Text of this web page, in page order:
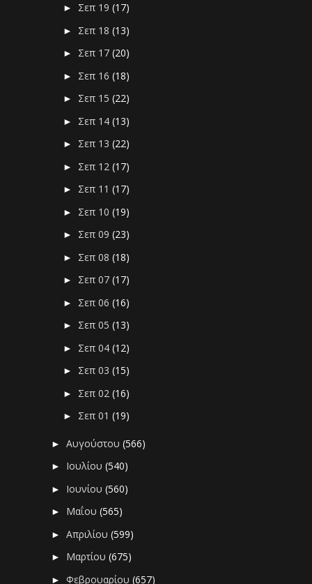
► Σεπ 19(17)
► Σεπ 18(13)
► Σεπ 17(20)
► Σεπ 16(18)
► Σεπ 15(22)
► Σεπ 14(13)
► Σεπ 13(22)
► Σεπ 12(17)
► Σεπ 11(17)
► Σεπ 10(19)
► Σεπ 09(23)
► Σεπ 08(18)
► Σεπ 07(17)
► Σεπ 06(16)
► Σεπ 05(13)
► Σεπ 04(12)
► Σεπ 03(15)
► Σεπ 02(16)
► Σεπ 01(19)
►Αυγούστου(566)
► Ιουλίου(540)
► Ιουνίου(560)
► Μαΐου(565)
►Απριλίου(599)
► Μαρτίου(675)
►Φεβρουαρίου(657)